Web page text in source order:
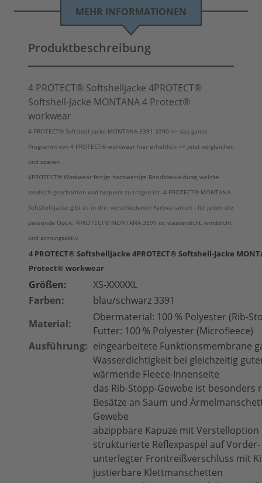
MEHR INFORMATIONEN
Produktbeschreibung
4 PROTECT® Softshelljacke 4PROTECT®
Softshell-Jacke MONTANA 4 Protect®
workwear
4 PROTECT® Softshell-Jacke MONTANA 3391 3390 >> das ganze
Programm von 4 PROTECT® workwear hier erhältlich << jetzt vergleichen
und sparen
4PROTECT® Workwear fertigt hochwertige Berufsbekleidung, welche
modisch geschnitten und bequem zu tragen ist. 4-PROTECT® MONTANA
Softshell-Jacke gibt es in drei verschiedenen Farbvarianten - für jeden die
passende Optik. 4PROTECT® MONTANA 3391 ist wasserdicht, winddicht
und atmungsaktiv.
4 PROTECT® Softshelljacke 4PROTECT® Softshell-Jacke
Protect® workwear
Größen:
XS-XXXXXL
Farben:
blau/schwarz 3391
Material:
Obermaterial: 100 % Polyester (Rib-
Futter: 100 % Polyester (Microfleece)
Ausführung: eingearbeitete Funktionsmembrane
Wasserdichtigkeit bei gleichzeitig
wärmende Fleece-Innenseite
das Rib-Stopp-Gewebe ist besonders
Besätze an Saum und
Gewebe
abzippbare Kapuze mit Verstelloption
strukturierte Reflexpaspel auf
unterlegter Frontreißverschluss mit
justierbare Klettmanschetten